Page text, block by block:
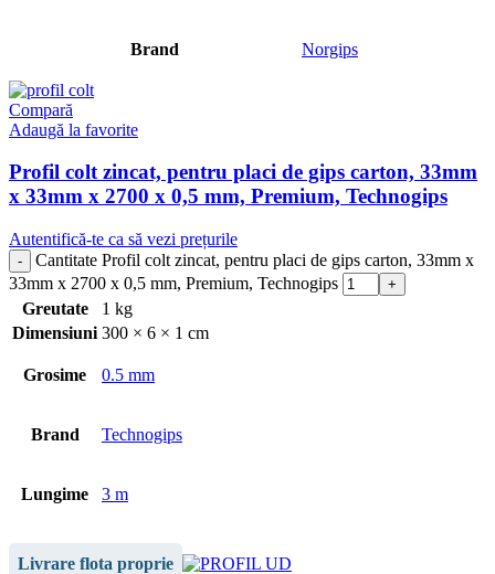
Brand Norgips
Compară
Adaugă la favorite
Profil colt zincat, pentru placi de gips carton, 33mm
x 33mm x 2700 x 0,5 mm, Premium, Technogips
Autentifică-te ca să vezi prețurile
Cantitate Profil colt zincat, pentru placi de gips carton, 33mm x
33mm x 2700 x 0,5 mm, Premium, Technogips
Greutate
1 kg
Dimensiuni 300 × 6 × 1 cm
Grosime 0.5 mm
Brand Technogips
Lungime 3 m
Livrare flota proprie